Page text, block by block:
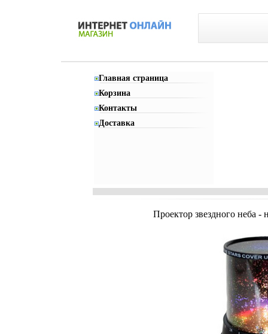
Главная страница
Корзина
Контакты
Доставка
Проектор звездного неба